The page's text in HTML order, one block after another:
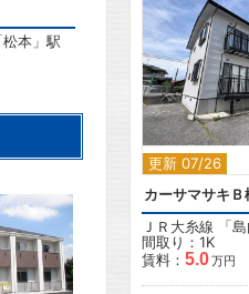
松本 」駅
2
更新 07/26
カーサマサキＢ
ＪＲ大糸線 「
間取り：1K
賃料： 5.0万円